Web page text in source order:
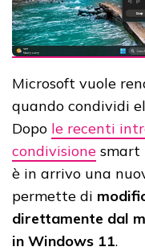
Microsoft vuole
quando condividi
Dopo le recenti
condivisione smart
è in arrivo una
permette di
direttamente dal
in Windows 11.